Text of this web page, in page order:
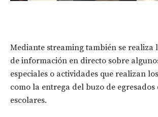
Mediante streaming también se realiza
de información en directo sobre
especiales o actividades que realizan
como la entrega del buzo de egresados
escolares.